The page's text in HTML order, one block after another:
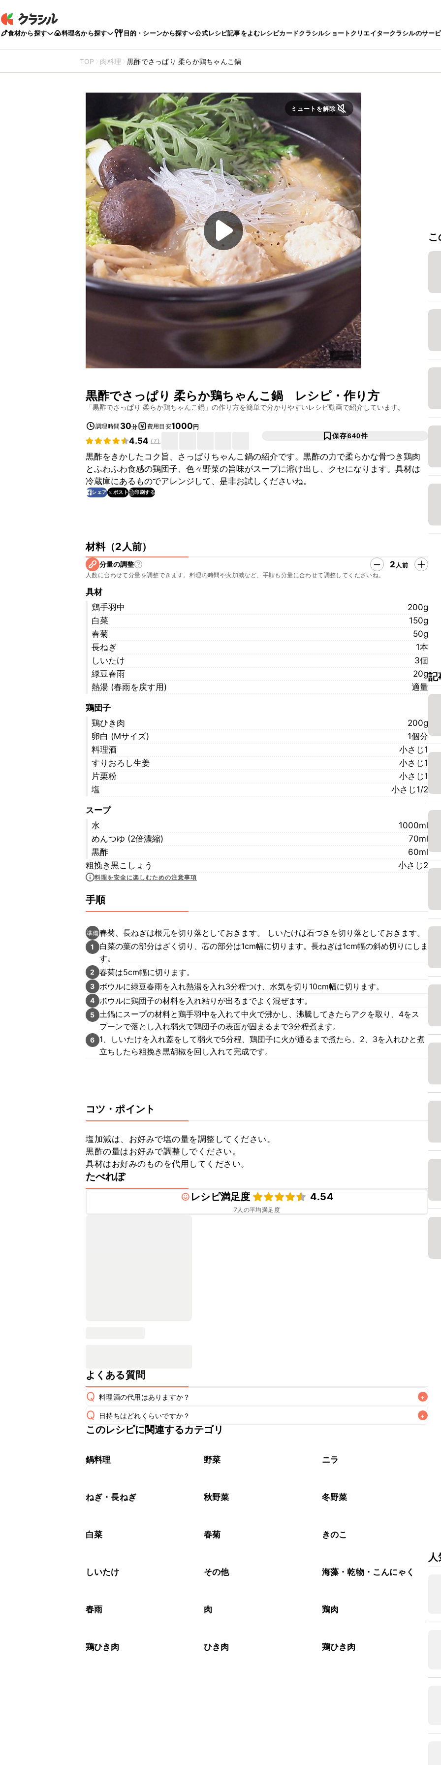
食材から探す 料理名から探す 目的・シーンから探す 公式レシピ記事をよむレシピカードクラシルショートクリエイタークラシルのサー
TOP 肉料理 黒酢でさっぱり 柔らか鶏ちゃんこ鍋
ミュートを解除
黒酢でさっぱり 柔らか鶏ちゃんこ鍋 レシピ・作り方
「黒酢でさっぱり 柔らか鶏ちゃんこ鍋 」の作り方を簡単で分かりやすいレシピ動画で紹介しています。
調理時間 30分 費用目安1000円
4.54 (7)
保存640件
黒酢をきかしたコク旨、さっぱりちゃんこ鍋の紹介です。黒酢の力で柔らかな骨つき鶏肉
とふわふわ食感の鶏団子、色々野菜の旨味がスープに溶け出し、クセになります。具材は
冷蔵庫にあるものでアレンジして、是非お試しくださいね。
シェア ポスト 印刷する
材料（2人前）
分量の調整 2 人前
人数に合わせて分量を調整できます。料理の時間や火加減など、手順も分量に合わせて調整してくださいね。
具材
鶏手羽中
200g
白菜
150g
春菊
50g
長ねぎ
1本
しいたけ
3個
緑豆春雨
20g
熱湯 (春雨を戻す用)
適量
鶏団子
鶏ひき肉
200g
卵白 (Mサイズ)
1個分
料理酒
小さじ1
すりおろし生姜
小さじ1
片栗粉
小さじ1
塩
小さじ1/2
スープ
水
1000ml
めんつゆ (2倍濃縮)
70ml
黒酢
60ml
粗挽き黒こしょう
小さじ2
料理を安全に楽しむための注意事項
手順
準備春菊、長ねぎは根元を切り落としておきます。 しいたけは石づきを切り落としておきます。
1
白菜の葉の部分はざく切り、芯の部分は1cm幅に切ります。長ねぎは1cm幅の斜め切りにしま
す。
2 春菊は5cm幅に切ります。
3 ボウルに緑豆春雨を入れ熱湯を入れ3分程つけ、水気を切り10cm幅に切ります。
4 ボウルに鶏団子の材料を入れ粘りが出るまでよく混ぜます。
5 土鍋にスープの材料と鶏手羽中を入れて中火で沸かし、沸騰してきたらアクを取り、4をス
プーンで落とし入れ弱火で鶏団子の表面が固まるまで3分程煮ます。
6
1、しいたけを入れ蓋をして弱火で5分程、鶏団子に火が通るまで煮たら、2、3を入れひと煮
立ちしたら粗挽き黒胡椒を回し入れて完成です。
コツ・ポイント
塩加減は、お好みで塩の量を調整してください。
黒酢の量はお好みで調整しでください。
具材はお好みのものを代用してください。
たべれぽ
レシピ満足度
4.54
7 人の平均満足度
よくある質問
Q 料理酒の代用はありますか？ +
A
Q 日持ちはどれくらいですか？ +
保存期間は冷蔵で翌日中が目安です。なるべくお早めにお召し上がりください。
※日持ちは目安です。
このレシピに関連するカテゴリ
鍋料理 野菜 ニラ
ねぎ・長ねぎ 秋野菜 冬野菜
白菜 春菊 きのこ
しいたけ その他 海藻・乾物・こんにゃく
春雨 肉 鶏肉
鶏ひき肉 ひき肉 鶏ひき肉
記